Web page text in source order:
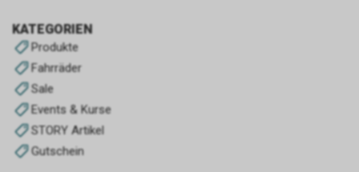
KATEGORIEN
Produkte
Fahrräder
Sale
Events & Kurse
STORY Artikel
Gutschein